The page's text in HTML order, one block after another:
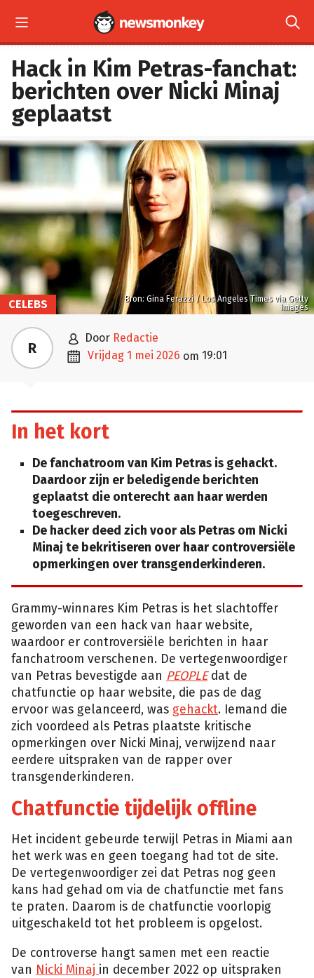
 
Hack in Kim Petras-fanchat:
berichten over Nicki Minaj
geplaatst
Bron: Gina Ferazzi / Los Angeles Times via Getty
Images
CELEBS
R  door Redactie
 vrijdag 1 mei 2026 om 19:01
In het kort
De fanchatroom van Kim Petras is gehackt.
Daardoor zijn er beledigende berichten
geplaatst die onterecht aan haar werden
toegeschreven.
De hacker deed zich voor als Petras om Nicki
Minaj te bekritiseren over haar controversiële
opmerkingen over transgenderkinderen.
Grammy-winnares Kim Petras is het slachtoffer
geworden van een hack van haar website,
waardoor er controversiële berichten in haar
fanchatroom verschenen. De vertegenwoordiger
van Petras bevestigde aan PEOPLEdat de
chatfunctie op haar website, die pas de dag
ervoor was gelanceerd, was gehackt. Iemand die
zich voordeed als Petras plaatste kritische
opmerkingen over Nicki Minaj, verwijzend naar
eerdere uitspraken van de rapper over
transgenderkinderen.
Chatfunctie tijdelijk offline
Het incident gebeurde terwijl Petras in Miami aan
het werk was en geen toegang had tot de site.
De vertegenwoordiger zei dat Petras nog geen
kans had gehad om via de chatfunctie met fans
te praten. Daarom is de chatfunctie voorlopig
uitgeschakeld tot het probleem is opgelost.
De controverse hangt samen met een reactie
van Nicki Minaj in december 2022 op uitspraken